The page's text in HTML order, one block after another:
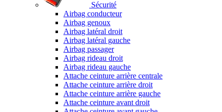
Sécurité
Airbag conducteur
Airbag genoux
Airbag latéral droit
Airbag latéral gauche
Airbag passager
Airbag rideau droit
Airbag rideau gauche
Attache ceinture arrière centrale
Attache ceinture arrière droit
Attache ceinture arrière gauche
Attache ceinture avant droit